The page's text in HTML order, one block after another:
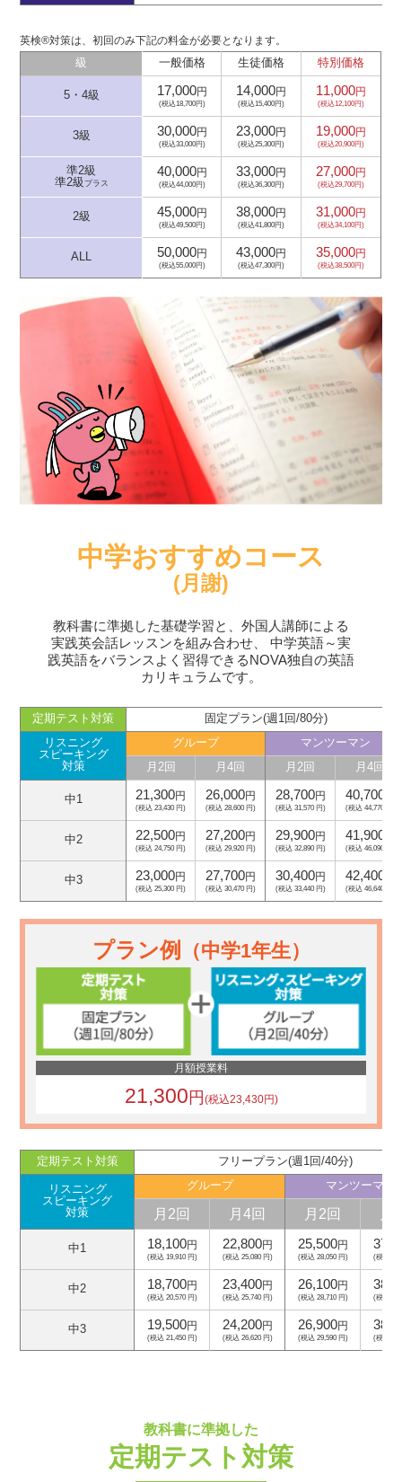
英検®対策は、初回のみ下記の料金が必要となります。
級 一般価格 生徒価格 特別価格
5・4級 17,000円
(税込18,700円)
14,000円
(税込15,400円)
11,000円
(税込12,100円)
3級 30,000円
(税込33,000円)
23,000円
(税込25,300円)
19,000円
(税込20,900円)
準2級
準2級 プラス
40,000円
(税込44,000円)
33,000円
(税込36,300円)
27,000円
(税込29,700円)
2級 45,000円
(税込49,500円)
38,000円
(税込41,800円)
31,000円
(税込34,100円)
ALL 50,000円
(税込55,000円)
43,000円
(税込47,300円)
35,000円
(税込38,500円)
中学おすすめコース
(月謝)
教科書に準拠した基礎学習と、外国人講師による
実践英会話レッスンを組み合わせ、
中学英語～実
践英語をバランスよく習得できるNOVA独自の英語
カリキュラムです。
定期テスト対策
固定プラン(週1回/80分)
リスニング
スピーキング
対策
グループ
マンツーマン
月2回
月4回 月2回 月4回
中1 21,300円
(税込 23,430 円)
26,000円
(税込 28,600 円)
28,700円
(税込 31,570 円)
40,700
(税込 44,770 円)
中2 22,500円
(税込 24,750 円)
27,200円
(税込 29,920 円)
29,900円
(税込 32,890 円)
41,900
(税込 46,090 円)
中3 23,000円
(税込 25,300 円)
27,700円
(税込 30,470 円)
30,400円
(税込 33,440 円)
42,400
(税込 46,640 円)
プラン例 （中学1年生）
月額授業料
21,300円(税込23,430円)
定期テスト対策 フリープラン(週1回/40分)
リスニング
スピーキング
対策
グループ マンツーマン
月2回 月4回 月2回
中1 18,100円
(税込 19,910 円)
22,800円
(税込 25,080 円)
25,500円
(税込 28,050 円) (税込
中2 18,700円
(税込 20,570 円)
23,400円
(税込 25,740 円)
26,100円
(税込 28,710 円) (税込
中3 19,500円
(税込 21,450 円)
24,200円
(税込 26,620 円)
26,900円
(税込 29,590 円) (税込
教科書に準拠した
定期テスト対策